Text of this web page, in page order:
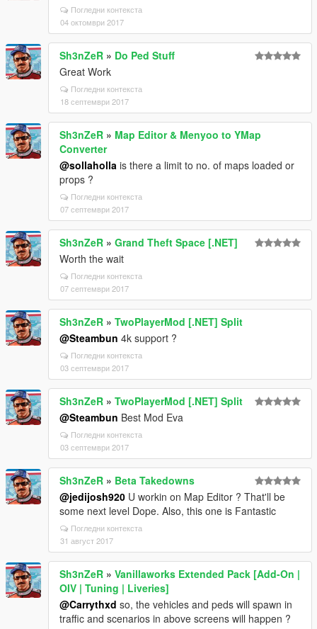
Погледни контекста
04 октомври 2017
Sh3nZeR » Do Ped Stuff
Great Work
Погледни контекста
18 септември 2017
Sh3nZeR » Map Editor & Menyoo to YMap
Converter
@sollaholla is there a limit to no. of maps loaded or
props ?
Погледни контекста
07 септември 2017
Sh3nZeR » Grand Theft Space [.NET]
Worth the wait
Погледни контекста
07 септември 2017
Sh3nZeR » TwoPlayerMod [.NET] Split
@Steambun 4k support ?
Погледни контекста
03 септември 2017
Sh3nZeR » TwoPlayerMod [.NET] Split
@Steambun Best Mod Eva
Погледни контекста
03 септември 2017
Sh3nZeR » Beta Takedowns
@jedijosh920 U workin on Map Editor ? That'll be
some next level Dope. Also, this one is Fantastic
Погледни контекста
31 август 2017
Sh3nZeR » Vanillaworks Extended Pack [Add-On |
OIV | Tuning | Liveries]
@Carrythxd so, the vehicles and peds will spawn in
traffic and scenarios in above screens will happen ?